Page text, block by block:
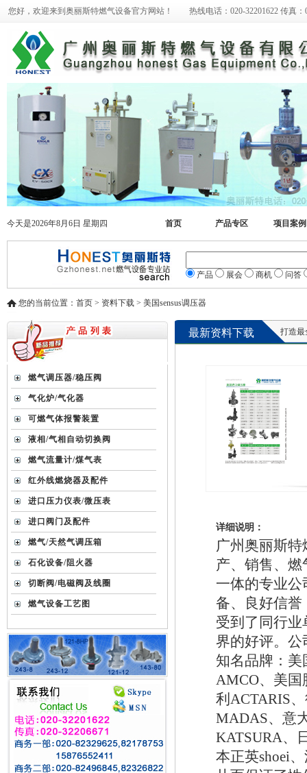
您好，欢迎来到奥丽斯特燃气设备官方网站！ 热线电话：020-32201622 传真：
今天是2026年8月6日 星期四 首页 产品专区 项目案例
产品 展会 商机 问答
您的当前位置：首页 > 资料下载 > 美国sensus调压器
燃气调压器/稳压阀
气化炉/气化器
可燃气体报警装置
液相/气相自动切换阀
燃气流量计/煤气表
红外线燃烧器及配件
进口压力仪表/微压表
进口阀门及配件
燃气/天然气调压箱
石化设备/阻火器
切断阀/电磁阀及线圈
燃气设备工艺图
台湾HNT/HT系列壁挂式电热式气化器
1588VN/1588MN减压阀/煤气调压阀
最新资料下载 打造最全
详细说明：
广州奥丽斯
产、销售、
一体的专业
备、良好信誉
受到了同行
界的好评。
知名品牌：美
AMCO、美国
利ACTARIS
MADAS、意
KATSURA、
本正英shoei